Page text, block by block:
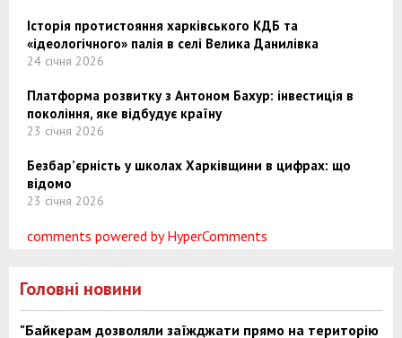
Історія протистояння харківського КДБ та
«ідеологічного» палія в селі Велика Данилівка
24 січня 2026
Платформа розвитку з Антоном Бахур: інвестиція в
покоління, яке відбудує країну
23 січня 2026
Безбар’єрність у школах Харківщини в цифрах: що
відомо
23 січня 2026
comments powered by HyperComments
Головні новини
"Байкерам дозволяли заїжджати прямо на територію